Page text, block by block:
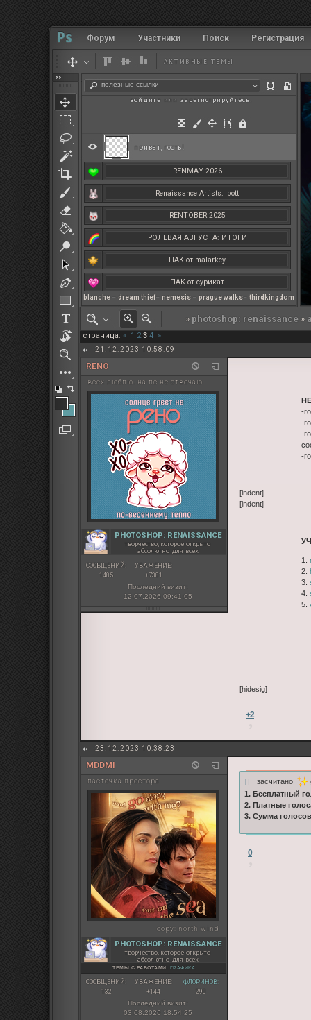
RENMAY 2026
Renaissance Artists: 'bott
RENTOBER 2025
РОЛЕВАЯ АВГУСТА: ИТОГИ
ПАК от malarkey
ПАК от сурикат
РЕНМАЙ
РОЛЕВАЯ МАРТА: ИТОГИ
полезные ссылки
blanche – dream thief– nemesis – prague walks– thirdkingdom
Форум Участники Поиск Регистрация
АКТИВНЫЕ ТЕМЫ
привет, гость!
войдите или зарегистрируйтесь
» photoshop: renaissance »
страница: « 1 2 3 4 »
21.12.2023 10:58:09
RENO
всех люблю. на лс не отвечаю
PHOTOSHOP: RENAISSANCE
творчество, которое открыто
абсолютно для всех
СООБЩЕНИЙ:
1485
УВАЖЕНИЕ:
+7381
Последний визит:
12.07.2026 09:41:05
-
-
-
-
[indent]
[indent]
1.
2.
3.
4.
5.
[hidesig]
+2
23.12.2023 10:38:23
MDDMI
ласточка простора
copy: north wind
PHOTOSHOP: RENAISSANCE
творчество, которое открыто
абсолютно для всех
ТЕМЫ С РАБОТАМИ: ГРАФИКА
СООБЩЕНИЙ:
132
УВАЖЕНИЕ:
+144
ФЛОРИНОВ:
290
Последний визит:
03.08.2026 18:54:25
засчитано
1. Бесплатный
2. Платные
3. Сумма
0